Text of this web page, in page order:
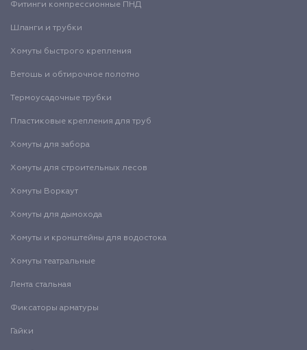
Фитинги компрессионные ПНД
Шланги и трубки
Хомуты быстрого крепления
Ветошь и обтирочное полотно
Термоусадочные трубки
Пластиковые крепления для труб
Хомуты для забора
Хомуты для строительных лесов
Хомуты Воркаут
Хомуты для дымохода
Хомуты и кронштейны для водостока
Хомуты театральные
Лента стальная
Фиксаторы арматуры
Гайки